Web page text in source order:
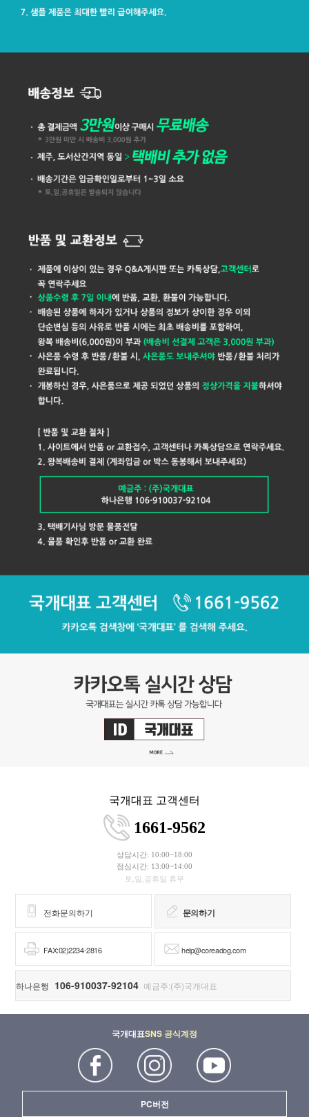
국개대표 고객센터
1661-9562
상담시간: 10:00~18:00
점심시간: 13:00~14:00
토,일,공휴일 휴무
전화문의하기 문의하기
FAX:02)2234-2816 help@coreadog.com
하나은행 106-910037-92104 예금주:(주)국개대표
국개대표SNS 공식계정
PC버전